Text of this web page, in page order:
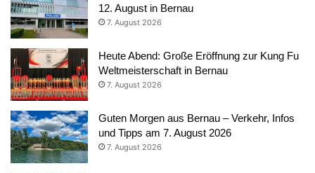
12. August in Bernau
7. August 2026
Heute Abend: Große Eröffnung zur Kung Fu
Weltmeisterschaft in Bernau
7. August 2026
Guten Morgen aus Bernau – Verkehr, Infos
und Tipps am 7. August 2026
7. August 2026